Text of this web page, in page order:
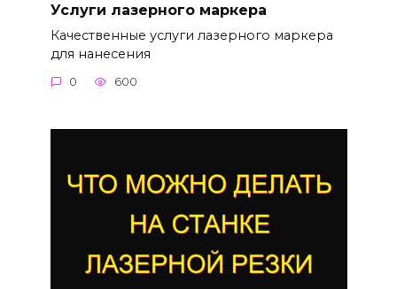
Услуги лазерного маркера
Качественные услуги лазерного маркера
для нанесения
0 600